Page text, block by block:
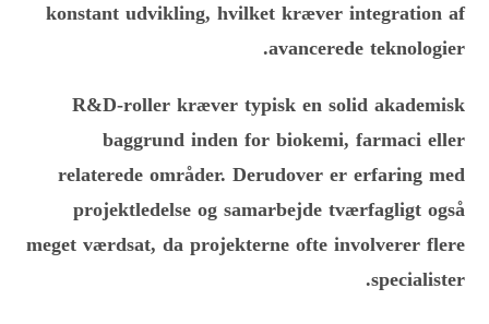
konstant udvikling, hvilket kræver integration af
avancerede teknologier.
R&D-roller kræver typisk en solid akademisk
baggrund inden for biokemi, farmaci eller
relaterede områder. Derudover er erfaring med
projektledelse og samarbejde tværfagligt også
meget værdsat, da projekterne ofte involverer flere
specialister.